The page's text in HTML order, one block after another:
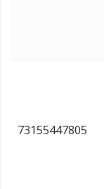
73155447805